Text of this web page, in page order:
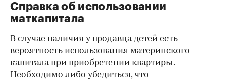
Справка об использовании
маткапитала
В случае наличия у продавца детей есть
вероятность использования материнского
капитала при приобретении квартиры.
Необходимо либо убедиться, что